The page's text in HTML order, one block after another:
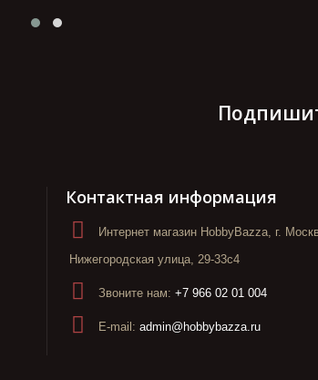
Контактная информация
Интернет магазин HobbyBazza, г.
Нижегородская улица, 29-33с4
Звоните нам: +7 966 02 01 004
E-mail: admin@hobbybazza.ru